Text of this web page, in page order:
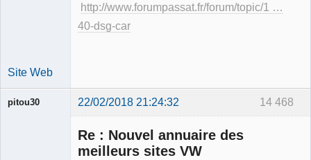
http://www.forumpassat.fr/forum/topic/1 …
40-dsg-car
Site Web
14 468
pitou30 22/02/2018 21:24:32
Re : Nouvel annuaire des
meilleurs sites VW